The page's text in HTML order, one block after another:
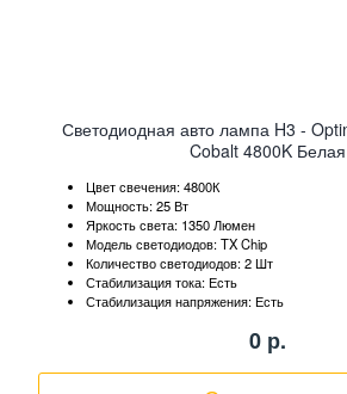
Светодиодная авто лампа H3 -
Cobalt 4800K Белая
Цвет свечения: 4800К
Мощность: 25 Вт
Яркость света: 1350 Люмен
Модель светодиодов: TX Chip
Количество светодиодов: 2 Шт
Стабилизация тока: Есть
Стабилизация напряжения: Есть
0р.